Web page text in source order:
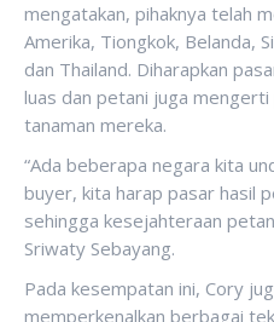
mengatakan, pihaknya telah
Amerika, Tiongkok, Belanda,
dan Thailand. Diharapkan
luas dan petani juga
tanaman mereka.
“Ada beberapa negara kita
buyer, kita harap pasar hasil
sehingga kesejahteraan
Sriwaty Sebayang.
Pada kesempatan ini, Cory
memperkenalkan berbagai